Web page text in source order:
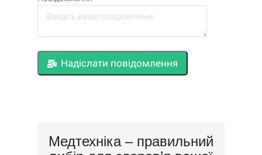
Надіслати повідомлення
Медтехніка – правильний